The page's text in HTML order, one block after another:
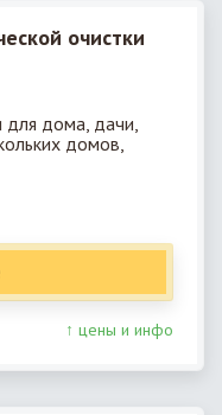
очистки
для дома, дачи,
домов,
↑ цены и инфо